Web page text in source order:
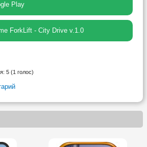
Play
ForkLift - City Drive v.1.0
5 (1 голос)